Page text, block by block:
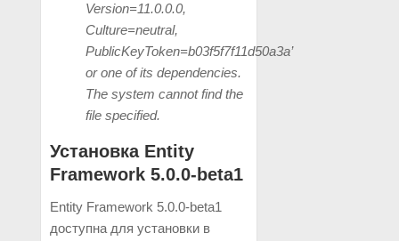
Version=11.0.0.0,
Culture=neutral,
PublicKeyToken=b03f5f7f11d50a3a’
or one of its dependencies.
The system cannot find the
file specified.
Установка Entity
Framework 5.0.0-beta1
Entity Framework 5.0.0-beta1
доступна для установки в